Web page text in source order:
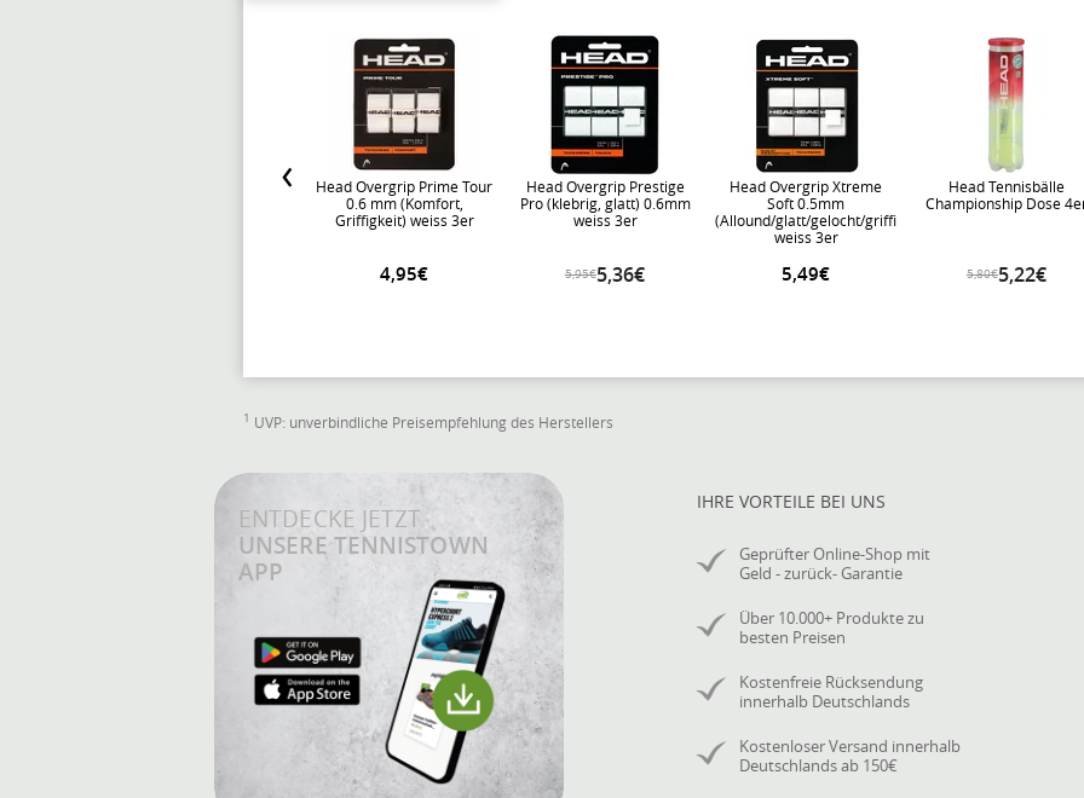
Head Overgrip Prime Tour
0.6 mm (Komfort,
Griffigkeit) weiss 3er
4,95€
Head Overgrip Prestige
Pro (klebrig, glatt) 0.6mm
weiss 3er
5,95€5,36€
Head Overgrip Xtreme
Soft 0.5mm
(Allound/glatt/gelocht/griffig)
weiss 3er
5,49€
Head Tennisbälle
Championship Dose
5,80€5,22€
1 UVP: unverbindliche Preisempfehlung des Herstellers
ENTDECKE JETZT
UNSERE TENNISTOWN
APP
IHRE VORTEILE BEI UNS
Geprüfter Online-Shop mit
Geld - zurück- Garantie
Über 10.000+ Produkte zu
besten Preisen
Kostenfreie Rücksendung
innerhalb Deutschlands
Kostenloser Versand innerhalb
Deutschlands ab 150€